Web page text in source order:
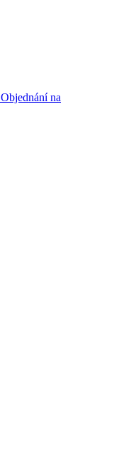
Objednání na